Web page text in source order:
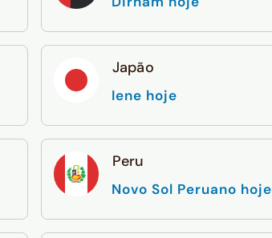
Japão
Iene hoje
Peru
Novo Sol Peruano hoje